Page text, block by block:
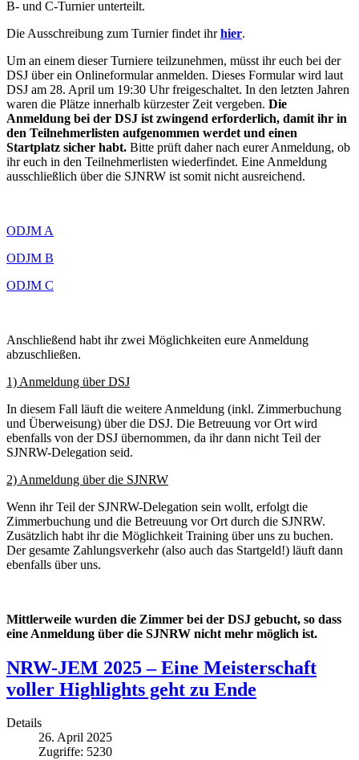
B- und C-Turnier unterteilt.
Die Ausschreibung zum Turnier findet ihrhier.
Um an einem dieser Turniere teilzunehmen, müsst ihr euch bei der
DSJ über ein Onlineformular anmelden. Dieses Formular wird laut
DSJ am 28. April um 19:30 Uhr freigeschaltet. In den letzten Jahren
waren die Plätze innerhalb kürzester Zeit vergeben. Die
Anmeldung bei der DSJ ist zwingend erforderlich, damit ihr in
den Teilnehmerlisten aufgenommen werdet und einen
Startplatz sicher habt. Bitte prüft daher nach eurer Anmeldung, ob
ihr euch in den Teilnehmerlisten wiederfindet. Eine Anmeldung
ausschließlich über die SJNRW ist somit nicht ausreichend.
ODJM A
ODJM B
ODJM C
Anschließend habt ihr zwei Möglichkeiten eure Anmeldung
abzuschließen.
1) Anmeldung über DSJ
In diesem Fall läuft die weitere Anmeldung (inkl. Zimmerbuchung
und Überweisung) über die DSJ. Die Betreuung vor Ort wird
ebenfalls von der DSJ übernommen, da ihr dann nicht Teil der
SJNRW-Delegation seid.
2) Anmeldung über die SJNRW
Wenn ihr Teil der SJNRW-Delegation sein wollt, erfolgt die
Zimmerbuchung und die Betreuung vor Ort durch die SJNRW.
Zusätzlich habt ihr die Möglichkeit Training über uns zu buchen.
Der gesamte Zahlungsverkehr (also auch das Startgeld!) läuft dann
ebenfalls über uns.
Mittlerweile wurden die Zimmer bei der DSJ gebucht, so dass
eine Anmeldung über die SJNRW nicht mehr möglich ist.
NRW-JEM 2025 – Eine Meisterschaft
voller Highlights geht zu Ende
Details
26. April 2025
Zugriffe: 5230